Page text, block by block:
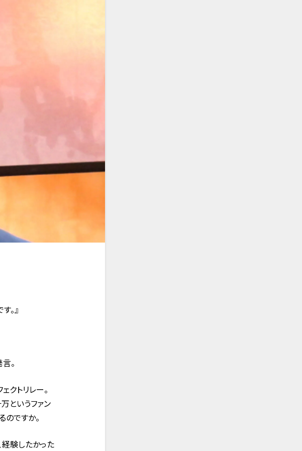
。』
。
トリレー。
というファン
ですか。
経験したかった